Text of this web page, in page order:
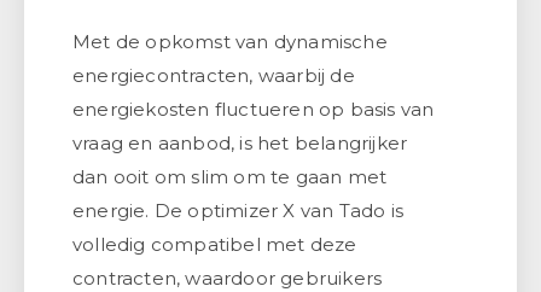
Met de opkomst van dynamische
energiecontracten, waarbij de
energiekosten fluctueren op basis van
vraag en aanbod, is het belangrijker
dan ooit om slim om te gaan met
energie. De optimizer X van Tado is
volledig compatibel met deze
contracten, waardoor gebruikers